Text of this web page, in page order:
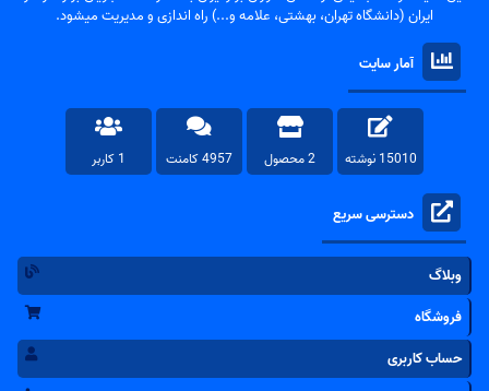
ایران (دانشگاه تهران، بهشتی، علامه و...) راه اندازی و مدیریت میشود.
آمار سایت
15010 نوشته 2 محصول 4957 کامنت 1 کاربر
دسترسی سریع
وبلاگ
فروشگاه
حساب کاربری